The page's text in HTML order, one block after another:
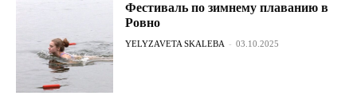
Фестиваль по зимнему плаванию в
Ровно
YELYZAVETA SKALEBA - 03.10.2025